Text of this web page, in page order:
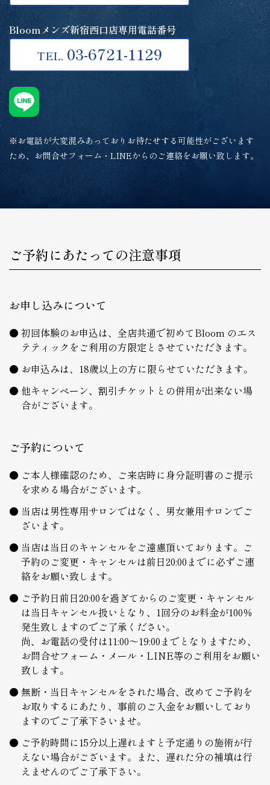
Bloomメンズ新宿西口店専用電話番号
TEL. 03-6721-1129
※お電話が大変混みあっておりお待たせする可能性がございます
ため、お問合せフォーム・LINEからのご連絡をお願い致します。
ご予約にあたっての注意事項
お申し込みについて
初回体験のお申込は、全店共通で初めてBloom のエス
テティックをご利用の方限定とさせていただきます。
お申込みは、18歳以上の方に限らせていただきます。
他キャンペーン、割引チケットとの併用が出来ない場
合がございます。
ご予約について
ご本人様確認のため、ご来店時に身分証明書のご提示
を求める場合がございます。
当店は男性専用サロンではなく、男女兼用サロンでご
ざいます。
当店は当日のキャンセルをご遠慮頂いております。ご
予約のご変更・キャンセルは前日20:00までに必ずご連
絡をお願い致します。
ご予約日前日20:00を過ぎてからのご変更・キャンセル
は当日キャンセル扱いとなり、1回分のお料金が100％
発生致しますのでご了承ください。
尚、お電話の受付は11:00～19:00までとなりますため、
お問合せフォーム・メール・LINE等のご利用をお願い
致します。
無断・当日キャンセルをされた場合、改めてご予約を
お取りするにあたり、事前のご入金をお願いしており
ますのでご了承下さいませ。
ご予約時間に15分以上遅れますと予定通りの施術が行
えない場合がございます。また、遅れた分の補填は行
えませんのでご了承下さい。